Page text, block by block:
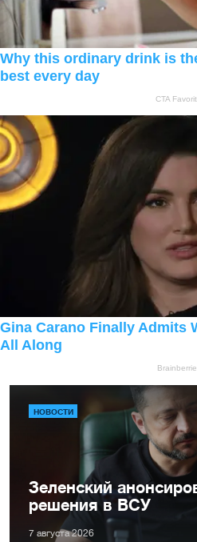
НОВОСТИ
Зеленский
решения в ВСУ
7 августа 2026